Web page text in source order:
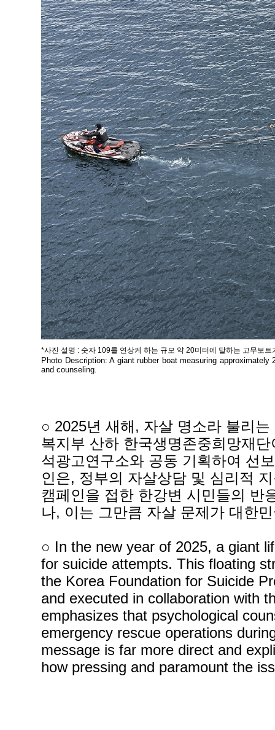
*사진 설명 : 숫자 109를 연상케 하는 규모 약 20미터에 달하는 고무보
Photo Description: A giant rubber boat measuring
and counseling.
○ 2025년 새해, 자살 명소라 불리
복지부 산하 한국생명존중희망재
석광고연구소와 공동 기획하여 선
인은, 정부의 자살상담 및 심리적
캠페인을 접한 한강변 시민들의 반
나, 이는 그만큼 자살 문제가 대한
○ In the new year of 2025, a giant
for suicide attempts. This floating
the Korea Foundation for Suicide
and executed in collaboration with
emphasizes that psychological
emergency rescue operations
message is far more direct and
how pressing and paramount the